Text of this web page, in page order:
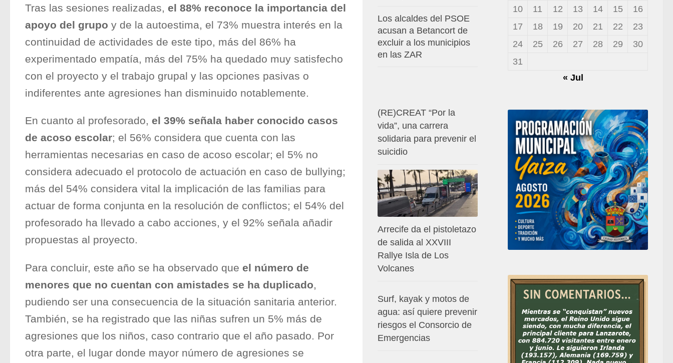
Tras las sesiones realizadas, el 88% reconoce la importancia del
apoyo del grupo y de la autoestima, el 73% muestra interés en la
continuidad de actividades de este tipo, más del 86% ha
experimentado empatía, más del 75% ha quedado muy satisfecho
con el proyecto y el trabajo grupal y las opciones pasivas o
indiferentes ante agresiones han disminuido notablemente.
En cuanto al profesorado, el 39% señala haber conocido casos
de acoso escolar; el 56% considera que cuenta con las
herramientas necesarias en caso de acoso escolar; el 5% no
considera adecuado el protocolo de actuación en caso de bullying;
más del 54% considera vital la implicación de las familias para
actuar de forma conjunta en la resolución de conflictos; el 54% del
profesorado ha llevado a cabo acciones, y el 92% señala añadir
propuestas al proyecto.
Para concluir, este año se ha observado que el número de
menores que no cuentan con amistades se ha duplicado,
pudiendo ser una consecuencia de la situación sanitaria anterior.
También, se ha registrado que las niñas sufren un 5% más de
agresiones que los niños, caso contrario que el año pasado. Por
otra parte, el lugar donde mayor número de agresiones se
10
11 12 13 14 15
16
17
18 19 20 21 22
23
24
25 26 27 28 29
30
31
« Jul
Los alcaldes del PSOE
acusan a Betancort de
excluir a los municipios
en las ZAR
(RE)CREAT “Por la
vida”, una carrera
solidaria para prevenir el
suicidio
Arrecife da el pistoletazo
de salida al XXVIII
Rallye Isla de Los
Volcanes
Surf, kayak y motos de
agua: así quiere prevenir
riesgos el Consorcio de
Emergencias